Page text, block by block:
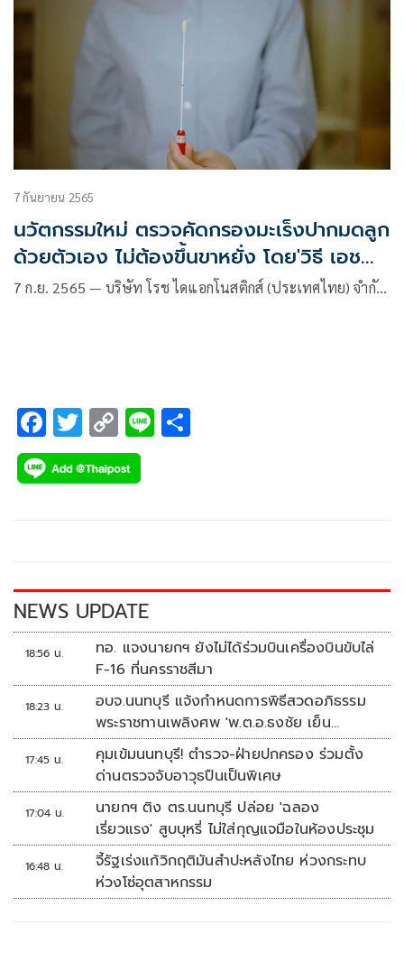
7 กันยายน 2565
นวัตกรรมใหม่ ตรวจคัดกรองมะเร็งปากมดลูก
ด้วยตัวเอง ไม่ต้องขึ้นขาหยั่ง โดย'วิธี เอชพีวี
ดีเอ็นเอ (HPV DNA)' เริ่มใช้ในสถานพยาบาล
7 ก.ย. 2565 — บริษัท โรช ไดแอกโนสติกส์ (ประเทศไทย) จำกั…
F
ac
e
k
T
wi
tt
C
o
p
k
Li
NEWS UPDATE
18:56 น.
ทอ. แจงนายกฯ ยังไม่ได้ร่วมบินเครื่องบินขับไล่
F-16 ที่นครราชสีมา
18:23 น.
อบจ.นนทบุรี แจ้งกำหนดการพิธีสวดอภิธรรม
พระราชทานเพลิงศพ 'พ.ต.อ.ธงชัย เย็น
ประเสริฐ'
17:45 น.
คุมเข้มนนทบุรี! ตำรวจ-ฝ่ายปกครอง ร่วมตั้ง
ด่านตรวจจับอาวุธปืนเป็นพิเศษ
17:04 น.
นายกฯ ติง ตร.นนทบุรี ปล่อย 'ฉลอง
เรี่ยวแรง' สูบบุหรี่ ไม่ใส่กุญแจมือในห้องประชุม
16:48 น.
จี้รัฐเร่งแก้วิกฤติมันสำปะหลังไทย ห่วงกระทบ
ห่วงโซ่อุตสาหกรรม